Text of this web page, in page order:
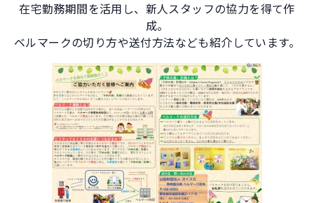
在宅勤務期間を活用し、新人スタッフの協力を得て作
成。
ベルマークの切り方や送付方法なども紹介しています。